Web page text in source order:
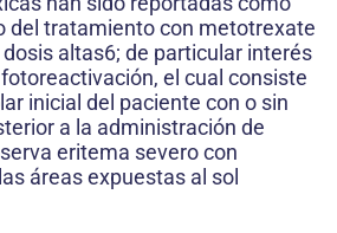
del tratamiento con metotrexate
altas6; de particular interés
el cual consiste
inicial del paciente con o sin
a la administración de
eritema severo con
áreas expuestas al sol